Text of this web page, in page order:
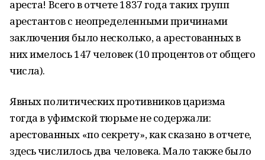
ареста! Всего в отчете 1837 года таких групп
арестантов с неопределенными причинами
заключения было несколько, а арестованных в
них имелось 147 человек (10 процентов от общего
числа).
Явных политических противников царизма
тогда в уфимской тюрьме не содержали:
арестованных «по секрету», как сказано в отчете,
здесь числилось два человека. Мало также было